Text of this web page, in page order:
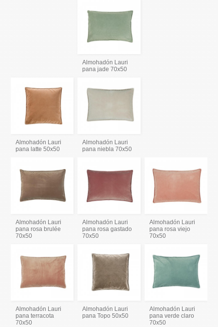
Almohadón Lauri
pana jade 70x50
Almohadón Lauri
pana latte 50x50
Almohadón Lauri
pana niebla 70x50
Almohadón Lauri
pana rosa brulée
70x50
Almohadón Lauri
pana rosa gastado
70x50
Almohadón Lauri
pana rosa viejo
70x50
Almohadón Lauri
pana terracota
70x50
Almohadón Lauri
pana Topo 50x50
Almohadón Lauri
pana verde claro
70x50